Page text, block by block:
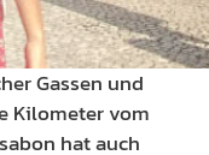
Gassen und
Kilometer vom
hat auch